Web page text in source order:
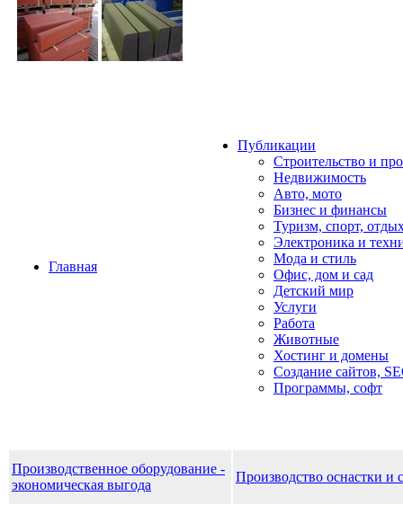
Главная
Публикации
Строительство и
Недвижимость
Авто, мото
Бизнес и финансы
Туризм, спорт,
Электроника и
Мода и стиль
Офис, дом и cад
Детский мир
Услуги
Работа
Животные
Хостинг и домены
Создание сайтов,
Программы, софт
Производственное оборудование -
экономическая выгода
Производство оснастки и